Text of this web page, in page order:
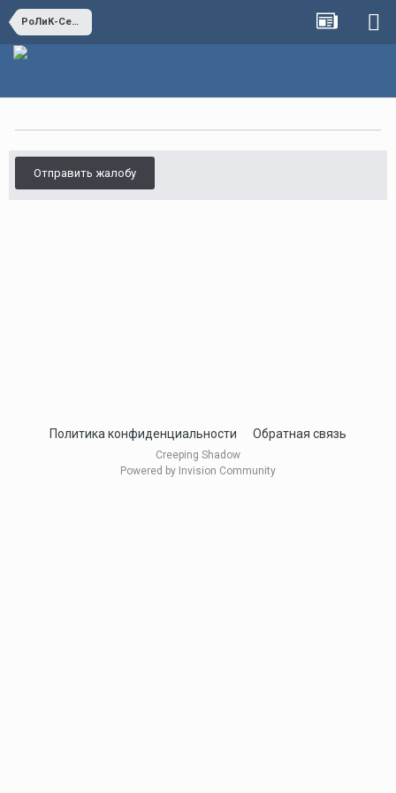
РоЛиК-Сервис
Отправить жалобу
Политика конфиденциальности Обратная связь
Creeping Shadow
Powered by Invision Community